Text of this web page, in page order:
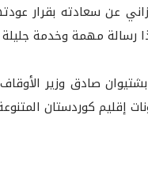
عن سعادته
رسالة مهمة وخدمة
صادق وزير
إقليم كوردستان